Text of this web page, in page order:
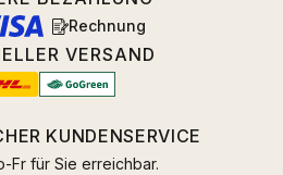
Rechnung
VERSAND
KUNDENSERVICE
Fr für Sie erreichbar.